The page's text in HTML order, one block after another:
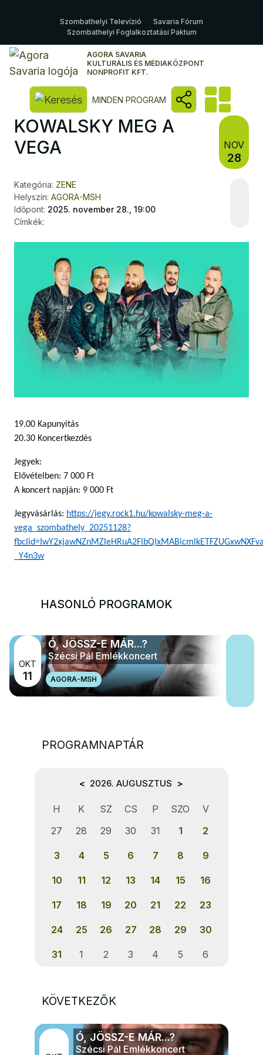
Szombathelyi Televízió
Savaria Fórum
Szombathelyi Foglalkoztatási Paktum
AGORA SAVARIA
KULTURÁLIS ÉS MÉDIAKÖZPONT
NONPROFIT KFT.
Kereső megnyitása
MINDEN PROGRAM
KOWALSKY MEG A
VEGA
NOV
28
Kategória: ZENE
Helyszín: AGORA-MSH
Időpont: 2025. november 28., 19:00
Címkék:
19.00 Kapunyitás
20.30 Koncertkezdés
Jegyek:
Elővételben: 7 000 Ft
A koncert napján: 9 000 Ft
Jegyvásárlás: https://jegy.rock1.hu/kowalsky-meg-a-
vega_szombathely_20251128?
_Y4n3w
HASONLÓ PROGRAMOK
OKT
11
Ó, JÖSSZ-E MÁR...?
Szécsi Pál Emlékkoncert
AGORA-MSH
PROGRAMNAPTÁR
< 2026. AUGUSZTUS >
H K SZ CS P SZO
V
27
28 29 30 31 1 2
3 4 5 6 7 8 9
10 11 12 13 14 15 16
17 18 19 20 21 22 23
24 25 26 27 28 29 30
31 1 2 3 4 5 6
KÖVETKEZŐK
Ó, JÖSSZ-E MÁR...?
Szécsi Pál Emlékkoncert